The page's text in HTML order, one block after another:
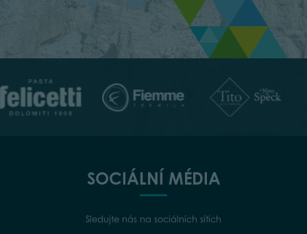
SOCIÁLNÍ MÉDIA
Sledujte nás na sociálních sítích